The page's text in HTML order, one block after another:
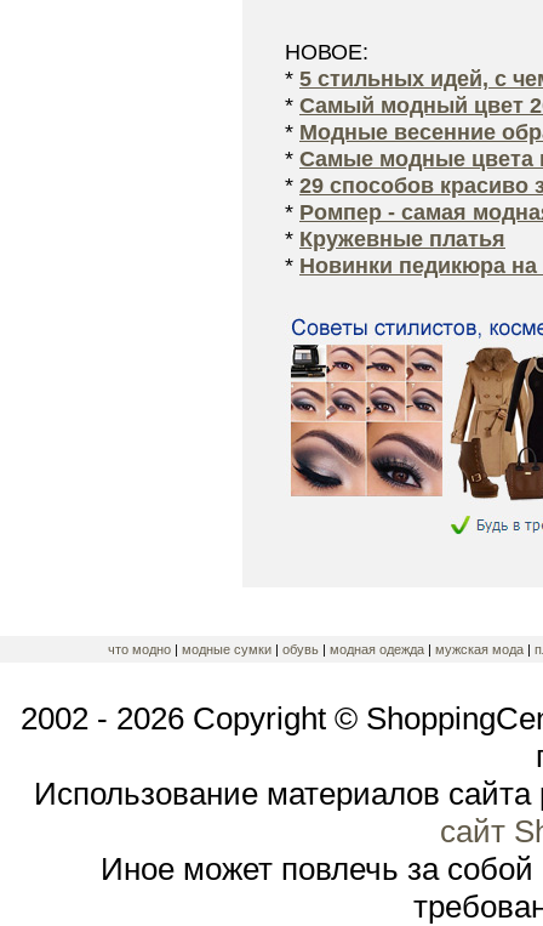
НОВОЕ:
* 5 стильных идей, с
* Самый модный цвет
* Модные весенние
* Самые модные цвета
* 29 способов красиво
* Ромпер - самая
* Кружевные платья
* Новинки педикюра
что модно| модные сумки | обувь| модная одежда | мужская мода |
2002 - 2026 Copyright ©
Использование материалов
сайт
Иное может повлечь за